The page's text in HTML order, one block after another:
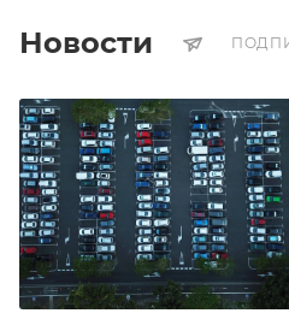
Новости